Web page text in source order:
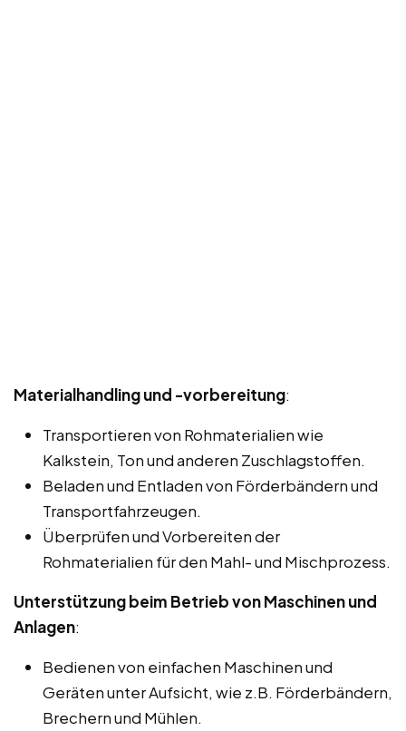
Materialhandling und -vorbereitung:
Transportieren von Rohmaterialien wie
Kalkstein, Ton und anderen Zuschlagstoffen.
Beladen und Entladen von Förderbändern und
Transportfahrzeugen.
Überprüfen und Vorbereiten der
Rohmaterialien für den Mahl- und Mischprozess.
Unterstützung beim Betrieb von Maschinen und
Anlagen:
Bedienen von einfachen Maschinen und
Geräten unter Aufsicht, wie z.B. Förderbändern,
Brechern und Mühlen.